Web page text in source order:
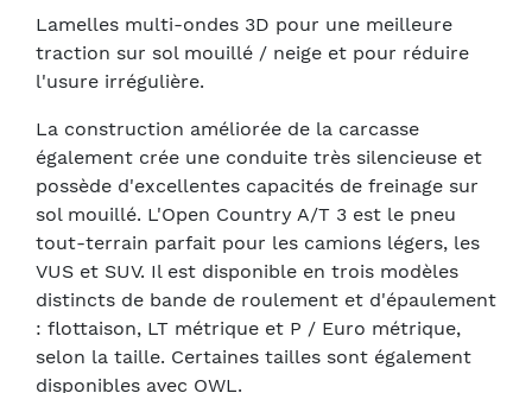
Lamelles multi-ondes 3D pour une meilleure
traction sur sol mouillé / neige et pour réduire
l'usure irrégulière.
La construction améliorée de la carcasse
également crée une conduite très silencieuse et
possède d'excellentes capacités de freinage sur
sol mouillé. L'Open Country A/T 3 est le pneu
tout-terrain parfait pour les camions légers, les
VUS et SUV. Il est disponible en trois modèles
distincts de bande de roulement et d'épaulement
: flottaison, LT métrique et P / Euro métrique,
selon la taille. Certaines tailles sont également
disponibles avec OWL.